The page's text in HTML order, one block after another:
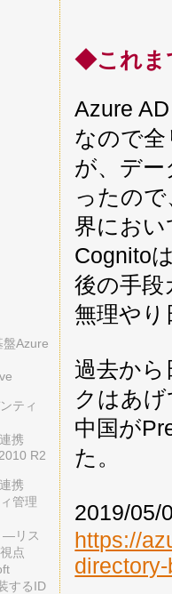
◆これま
Azure
なので
が、デ
ったの
界にお
Cognito
後の手
無理や
過去か
クはあ
中国が
た。
2019/05/
https://
盤Azure
ティ
携
R2
携
管理
―リス
点
するID